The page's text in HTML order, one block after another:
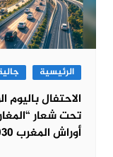
الرئيسية
الاحتفال باليوم
تحت شعار
أوراش المغرب 2030”